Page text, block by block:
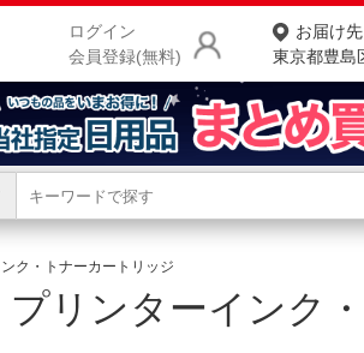
ログイン
会員登録(無料)
お届け先
東京都豊島
カテゴリ一覧か
ク・トナーカートリッジ
プリンターインク